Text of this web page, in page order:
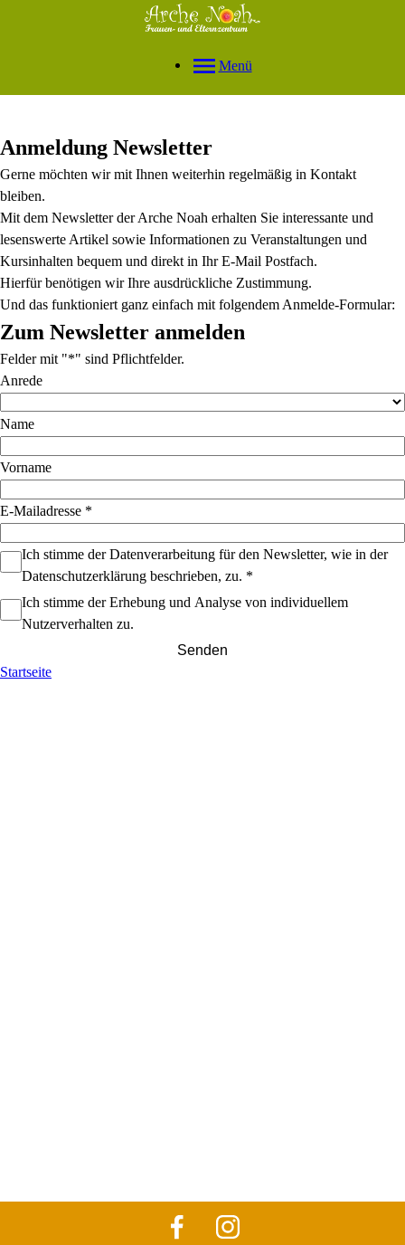
Menü
Anmeldung Newsletter
Gerne möchten wir mit Ihnen weiterhin regelmäßig in Kontakt
bleiben.
Mit dem Newsletter der Arche Noah erhalten Sie interessante und
lesenswerte Artikel sowie Informationen zu Veranstaltungen und
Kursinhalten bequem und direkt in Ihr E-Mail Postfach.
Hierfür benötigen wir Ihre ausdrückliche Zustimmung.
Und das funktioniert ganz einfach mit folgendem Anmelde-Formular:
Zum Newsletter anmelden
Felder mit "*" sind Pflichtfelder.
Anrede
Name
Vorname
E-Mailadresse *
Ich stimme der Datenverarbeitung für den Newsletter, wie in der
Datenschutzerklärung beschrieben, zu. *
Ich stimme der Erhebung und Analyse von individuellem
Nutzerverhalten zu.
Senden
Startseite